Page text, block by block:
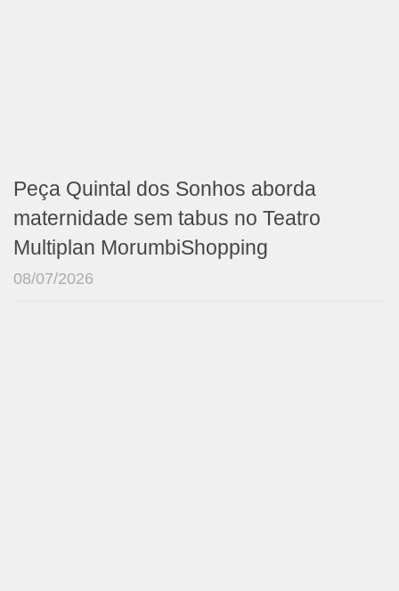
Peça Quintal dos Sonhos aborda
maternidade sem tabus no Teatro
Multiplan MorumbiShopping
08/07/2026